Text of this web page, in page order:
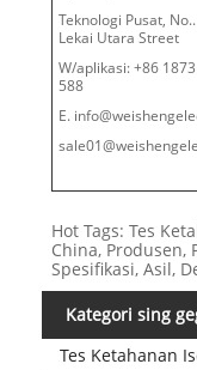
Teknologi Pusat,
Lekai Utara Street
W/aplikasi: +86
588
E.
Hot Tags: Tes
China, Produsen,
Spesifikasi, Asil,
Kategori sing
Tes Ketahanan